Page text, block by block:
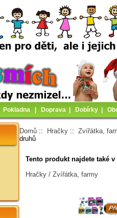
Pokladna Doprava Dobírky
Domů :: Hračky ::Zvířátka,
druhů
Tento produkt najdete také
Hračky / Zvířátka, farmy